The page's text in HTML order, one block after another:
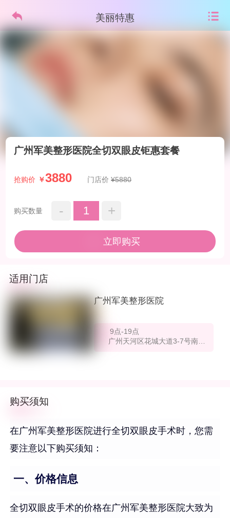
美丽特惠
广州军美整形医院全切双眼皮钜惠套餐
抢购价 ￥3880 门店价¥5880
购买数量 - 1 +
立即购买
适用门店
广州军美整形医院
9点-19点
购买须知
在广州军美整形医院进行全切双眼皮手术时，您需
要注意以下购买须知：
一、价格信息
全切双眼皮手术的价格在广州军美整形医院大致为